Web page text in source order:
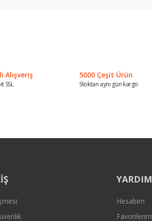
Gönder
Alışveriş
SSL
5000 Çeşit Ürün
Stoktan aynı gün kargo
YARDIM
Hesabım
Favorilerim